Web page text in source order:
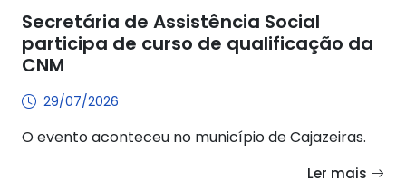
Secretária de Assistência Social
participa de curso de qualificação da
CNM
29/07/2026
O evento aconteceu no município de Cajazeiras.
Ler mais